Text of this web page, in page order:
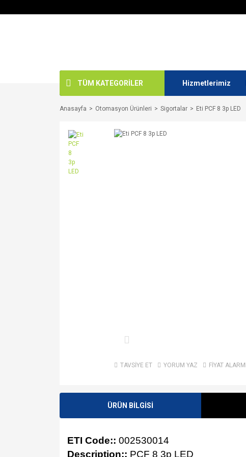
TÜM KATEGORİLER Hizmetlerimiz
Anasayfa Otomasyon Ürünleri Sigortalar Eti PCF 8 3p LED
TAVSİYE ET YORUM YAZ FİYAT ALARMI
ÜRÜN BİLGİSİ
ETI Code:: 002530014
Description:: PCF 8 3p LED